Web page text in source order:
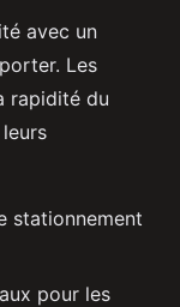
avec un
Les
rapidité du
stationnement
pour les